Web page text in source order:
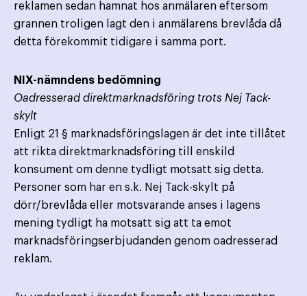
reklamen sedan hamnat hos anmälaren eftersom
grannen troligen lagt den i anmälarens brevlåda då
detta förekommit tidigare i samma port.
NIX-nämndens bedömning
Oadresserad direktmarknadsföring trots Nej Tack-
skylt
Enligt 21 § marknadsföringslagen är det inte tillåtet
att rikta direktmarknadsföring till enskild
konsument om denne tydligt motsatt sig detta.
Personer som har en s.k. Nej Tack-skylt på
dörr/brevlåda eller motsvarande anses i lagens
mening tydligt ha motsatt sig att ta emot
marknadsföringserbjudanden genom oadresserad
reklam.